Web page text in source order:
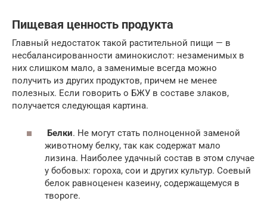
Пищевая ценность продукта
Главный недостаток такой растительной пищи — в
несбалансированности аминокислот: незаменимых в
них слишком мало, а заменимые всегда можно
получить из других продуктов, причем не менее
полезных. Если говорить о БЖУ в составе злаков,
получается следующая картина.
Белки. Не могут стать полноценной заменой
животному белку, так как содержат мало
лизина. Наиболее удачный состав в этом случае
у бобовых: гороха, сои и других культур. Соевый
белок равноценен казеину, содержащемуся в
твороге.